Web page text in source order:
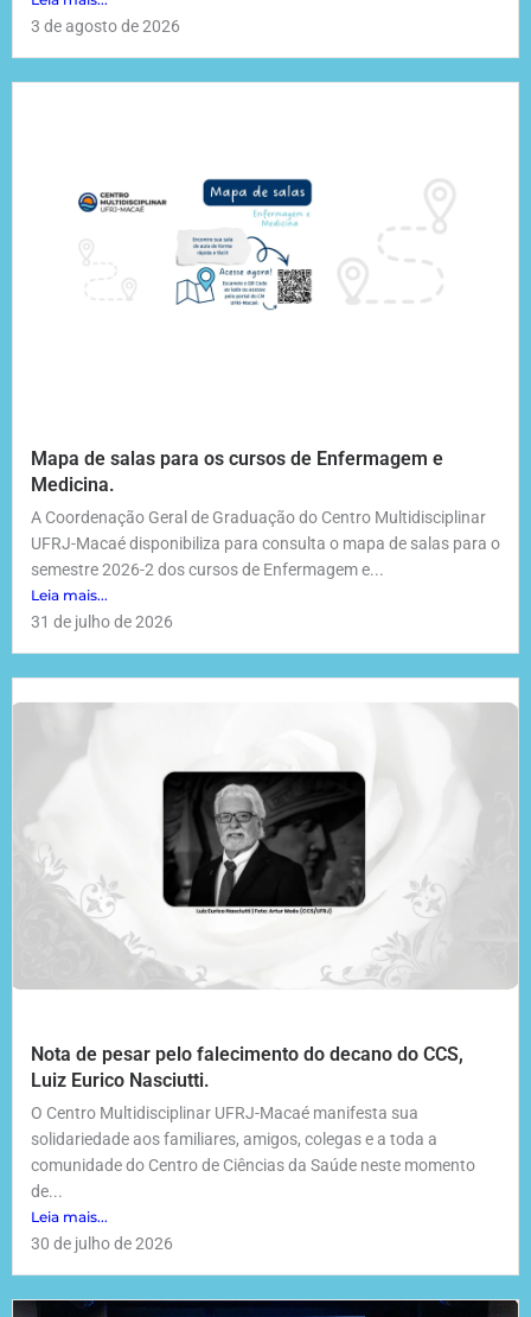
3 de agosto de 2026
Mapa de salas para os cursos de Enfermagem e
Medicina.
A Coordenação Geral de Graduação do Centro Multidisciplinar
UFRJ-Macaé disponibiliza para consulta o mapa de salas para o
semestre 2026-2 dos cursos de Enfermagem e...
Leia mais...
31 de julho de 2026
Nota de pesar pelo falecimento do decano do CCS,
Luiz Eurico Nasciutti.
O Centro Multidisciplinar UFRJ-Macaé manifesta sua
solidariedade aos familiares, amigos, colegas e a toda a
comunidade do Centro de Ciências da Saúde neste momento
de...
Leia mais...
30 de julho de 2026